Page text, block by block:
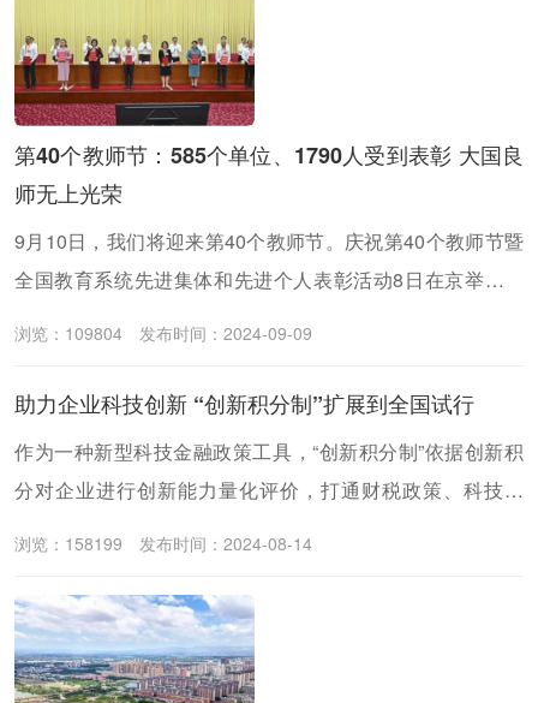
第40个教师节：585个单位、1790人受到表彰 大国良
师无上光荣
9月10日，我们将迎来第40个教师节。庆祝第40个教师节暨
全国教育系统先进集体和先进个人表彰活动8日在京举行，
师。
浏览：109804 发布时间：2024-09-09
助力企业科技创新 “创新积分制”扩展到全国试行
作为一种新型科技金融政策工具，“创新积分制”依据创新积
分对企业进行创新能力量化评价，打通财税政策、科技资
企业有效集聚。
浏览：158199 发布时间：2024-08-14